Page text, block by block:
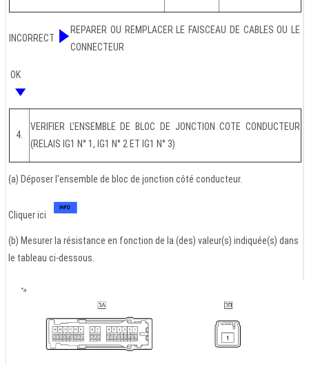
INCORRECT
REPARER OU REMPLACER LE FAISCEAU DE CABLES OU LE
CONNECTEUR
OK
4.
VERIFIER L'ENSEMBLE DE BLOC DE JONCTION COTE CONDUCTEUR
(RELAIS IG1 N° 1, IG1 N° 2 ET IG1 N° 3)
(a) Déposer l'ensemble de bloc de jonction côté conducteur.
Cliquer ici
(b) Mesurer la résistance en fonction de la (des) valeur(s) indiquée(s) dans
le tableau ci-dessous.